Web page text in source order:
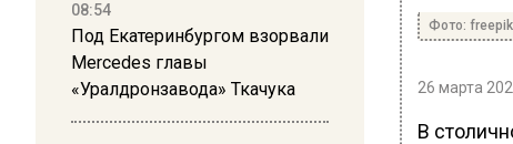
08:54
Под Екатеринбургом взорвали
Mercedes главы
«Уралдронзавода» Ткачука
Фото:
26 марта
В